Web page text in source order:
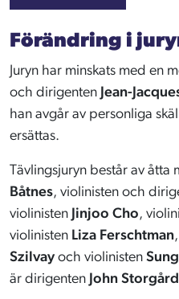
Förändring i
Juryn har minskats med en
och dirigenten Jean-
han avgår av personliga
ersättas.
Tävlingsjuryn består av åtta
Båtnes, violinisten och
violinisten Jinjoo Cho,
violinisten Liza Ferschtman
Szilvayoch violinisten
är dirigenten John